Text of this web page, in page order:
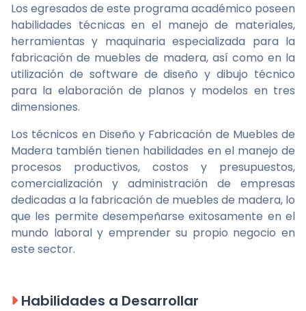
Los egresados de este programa académico poseen
habilidades técnicas en el manejo de materiales,
herramientas y maquinaria especializada para la
fabricación de muebles de madera, así como en la
utilización de software de diseño y dibujo técnico
para la elaboración de planos y modelos en tres
dimensiones.
Los técnicos en Diseño y Fabricación de Muebles de
Madera también tienen habilidades en el manejo de
procesos productivos, costos y presupuestos,
comercialización y administración de empresas
dedicadas a la fabricación de muebles de madera, lo
que les permite desempeñarse exitosamente en el
mundo laboral y emprender su propio negocio en
este sector.
Habilidades a Desarrollar